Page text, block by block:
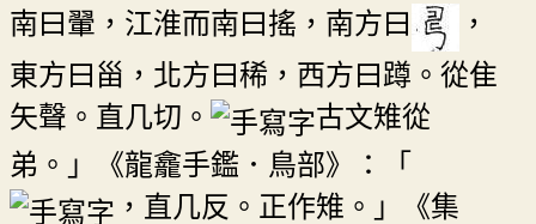
南曰翬，江淮而南曰搖，南方曰
，
東方曰甾，北方曰稀，西方曰蹲。從隹
矢聲。直几切。
古文雉從
弟。」《龍龕手鑑．鳥部》：「
，直几反。正作雉。」《集